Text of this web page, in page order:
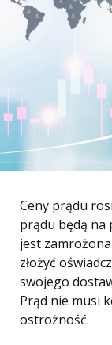
Ceny prądu
prądu będą na
jest
złożyć
swojego
Prąd nie musi
ostrożność.